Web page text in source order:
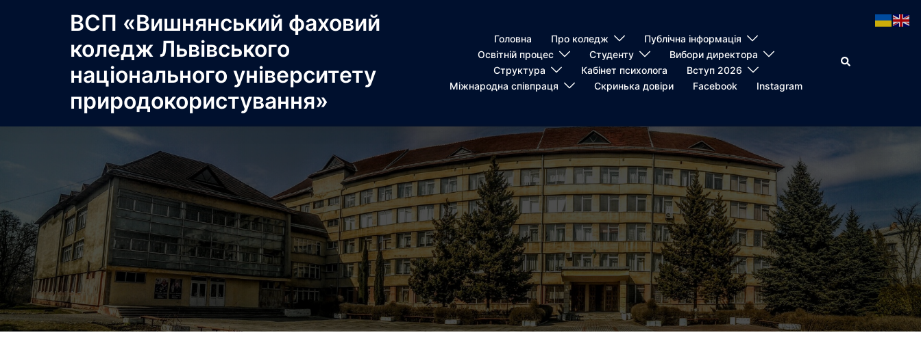
ВСП «Вишнянський фаховий
коледж Львівського
національного університету
природокористування»
Головна Про коледж
Публічна інформація
Освітній процес
Студенту
Вибори директора
Структура
Кабінет психолога
Вступ 2026
Міжнародна співпраця
Скринька довіри Facebook Instagram
Пошук